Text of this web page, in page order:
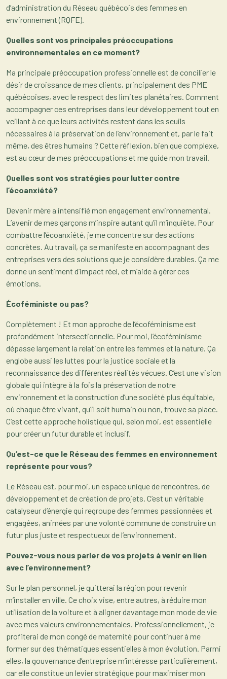
d’administration du Réseau québécois des femmes en
environnement (RQFE).
Quelles sont vos principales préoccupations
environnementales en ce moment?
Ma principale préoccupation professionnelle est de concilier le
désir de croissance de mes clients, principalement des PME
québécoises, avec le respect des limites planétaires. Comment
accompagner ces entreprises dans leur développement tout en
veillant à ce que leurs activités restent dans les seuils
nécessaires à la préservation de l’environnement et, par le fait
même, des êtres humains ? Cette réflexion, bien que complexe,
est au cœur de mes préoccupations et me guide mon travail.
Quelles sont vos stratégies pour lutter contre
l’écoanxiété?
Devenir mère a intensifié mon engagement environnemental.
L’avenir de mes garçons m’inspire autant qu’il m’inquiète. Pour
combattre l’écoanxiété, je me concentre sur des actions
concrètes. Au travail, ça se manifeste en accompagnant des
entreprises vers des solutions que je considère durables. Ça me
donne un sentiment d’impact réel, et m’aide à gérer ces
émotions.
Écoféministe ou pas?
Complètement ! Et mon approche de l’écoféminisme est
profondément intersectionnelle. Pour moi, l’écoféminisme
dépasse largement la relation entre les femmes et la nature. Ça
englobe aussi les luttes pour la justice sociale et la
reconnaissance des différentes réalités vécues. C’est une vision
globale qui intègre à la fois la préservation de notre
environnement et la construction d’une société plus équitable,
où chaque être vivant, qu’il soit humain ou non, trouve sa place.
C’est cette approche holistique qui, selon moi, est essentielle
pour créer un futur durable et inclusif.
Qu’est-ce que le Réseau des femmes en environnement
représente pour vous?
Le Réseau est, pour moi, un espace unique de rencontres, de
développement et de création de projets. C’est un véritable
catalyseur d’énergie qui regroupe des femmes passionnées et
engagées, animées par une volonté commune de construire un
futur plus juste et respectueux de l’environnement.
Pouvez-vous nous parler de vos projets à venir en lien
avec l’environnement?
Sur le plan personnel, je quitterai la région pour revenir
m’installer en ville. Ce choix vise, entre autres, à réduire mon
utilisation de la voiture et à aligner davantage mon mode de vie
avec mes valeurs environnementales. Professionnellement, je
profiterai de mon congé de maternité pour continuer à me
former sur des thématiques essentielles à mon évolution. Parmi
elles, la gouvernance d’entreprise m’intéresse particulièrement,
car elle constitue un levier stratégique pour maximiser mon